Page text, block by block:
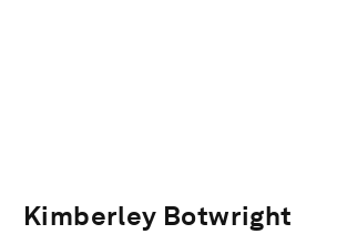
Kimberley Botwright